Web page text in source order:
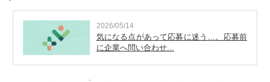
2026/05/14
気になる点があって応募に迷う…。応募前
に企業へ問い合わせ...